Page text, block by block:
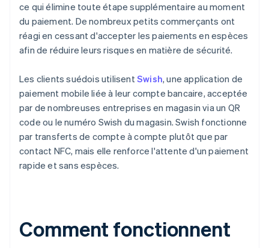
ce qui élimine toute étape supplémentaire au moment
du paiement. De nombreux petits commerçants ont
réagi en cessant d'accepter les paiements en espèces
afin de réduire leurs risques en matière de sécurité.
Les clients suédois utilisentSwish, une application de
paiement mobile liée à leur compte bancaire, acceptée
par de nombreuses entreprises en magasin via un QR
code ou le numéro Swish du magasin. Swish fonctionne
par transferts de compte à compte plutôt que par
contact NFC, mais elle renforce l'attente d'un paiement
rapide et sans espèces.
Comment fonctionnent